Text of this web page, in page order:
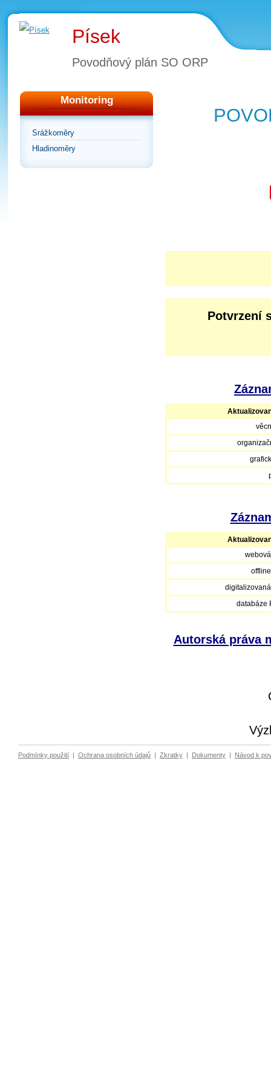
Písek
Povodňový plán SO ORP
Monitoring
Srážkoměry
Hladinoměry
Potvrzení
databáze
Autorská práva
Podmínky použití | Ochrana osobních údajů | Zkratky | Dokumenty | Návod k